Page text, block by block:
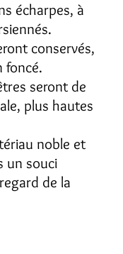
écharpes, à
conservés,
foncé.
seront de
plus hautes
noble et
un souci
de la